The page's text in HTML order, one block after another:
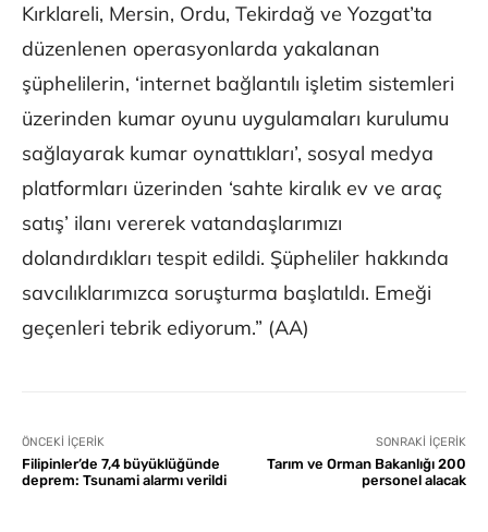
Kırklareli, Mersin, Ordu, Tekirdağ ve Yozgat’ta
düzenlenen operasyonlarda yakalanan
şüphelilerin, ‘internet bağlantılı işletim sistemleri
üzerinden kumar oyunu uygulamaları kurulumu
sağlayarak kumar oynattıkları’, sosyal medya
platformları üzerinden ‘sahte kiralık ev ve araç
satış’ ilanı vererek vatandaşlarımızı
dolandırdıkları tespit edildi. Şüpheliler hakkında
savcılıklarımızca soruşturma başlatıldı. Emeği
geçenleri tebrik ediyorum.” (AA)
ÖNCEKI İÇERIK
Filipinler’de 7,4 büyüklüğünde
deprem: Tsunami alarmı verildi
SONRAKI İÇERIK
Tarım ve Orman Bakanlığı 200
personel alacak